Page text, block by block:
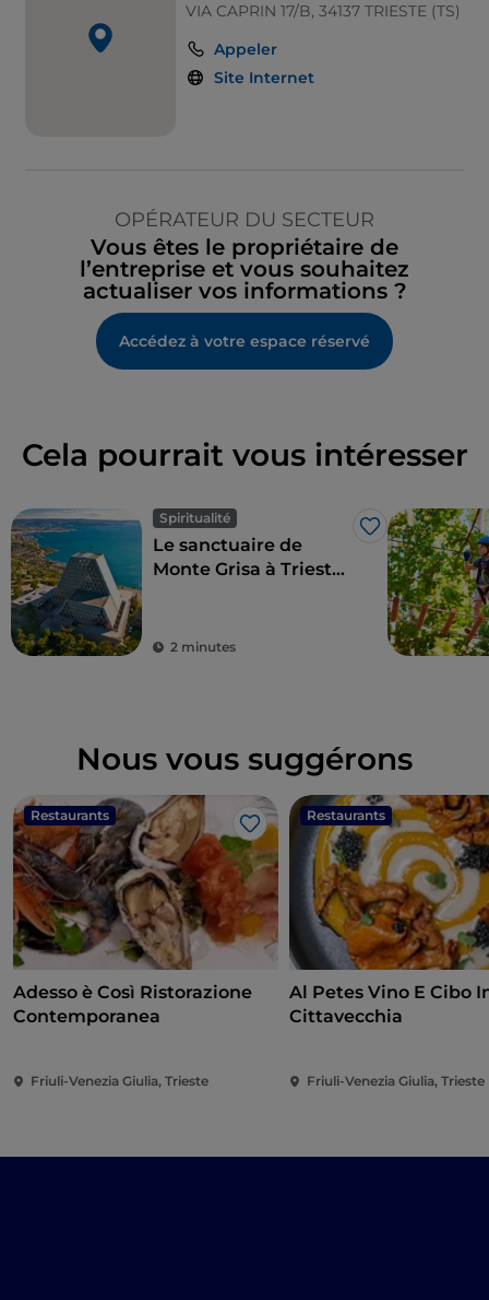
VIA CAPRIN 17/B, 34137 TRIESTE (TS)
Appeler
Site Internet
OPÉRATEUR DU SECTEUR
Vous êtes le propriétaire de
l’entreprise et vous souhaitez
actualiser vos informations ?
Accédez à votre espace réservé
Cela pourrait vous intéresser
Spiritualité
J’aime
Le sanctuaire de
Monte Grisa à Trieste,
et l'Occident
2 minutes
Nous vous suggérons
Restaurants
J’aime
Adesso è Così Ristorazione
Contemporanea
Friuli-Venezia Giulia, Trieste
Restaurants
Al Petes Vino E Cibo
Cittavecchia
Friuli-Venezia Giulia, Trieste